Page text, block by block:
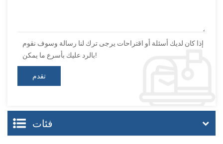
إذا كان لديك أسئلة أو اقتراحات يرجى ترك لنا رسالة وسوف نقوم
بالرد عليك بأسرع ما يمكن!
فئات